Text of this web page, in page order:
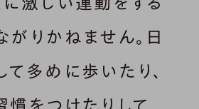
がりかねません。日
て多めに歩いたり、